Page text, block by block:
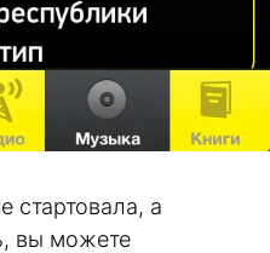
стартовала, а
вы можете